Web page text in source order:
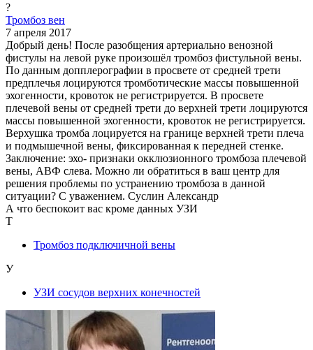
?
Тромбоз вен
7 апреля 2017
Добрый день! После разобщения артериально венозной
фистулы на левой руке произошёл тромбоз фистульной вены.
По данным допплерографии в просвете от средней трети
предплечья лоцируются тромботические массы повышенной
эхогенности, кровоток не регистрируется. В просвете
плечевой вены от средней трети до верхней трети лоцируются
массы повышенной эхогенности, кровоток не регистрируется.
Верхушка тромба лоцируется на границе верхней трети плеча
и подмышечной вены, фиксированная к передней стенке.
Заключение: эхо- признаки окклюзионного тромбоза плечевой
вены, АВФ слева. Можно ли обратиться в ваш центр для
решения проблемы по устранению тромбоза в данной
ситуации? С уважением. Суслин Александр
А что беспокоит вас кроме данных УЗИ
Т
Тромбоз подключичной вены
У
УЗИ сосудов верхних конечностей